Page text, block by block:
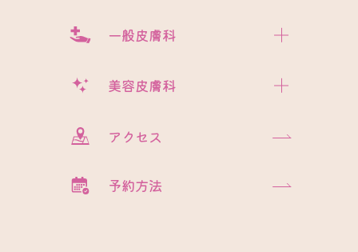
一般皮膚科
美容皮膚科
アクセス
予約方法